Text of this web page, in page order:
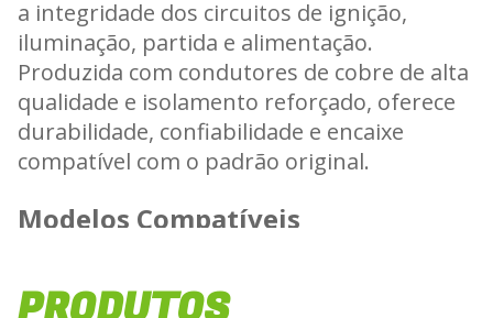
a integridade dos circuitos de ignição,
iluminação, partida e alimentação.
Produzida com condutores de cobre de alta
qualidade e isolamento reforçado, oferece
durabilidade, confiabilidade e encaixe
compatível com o padrão original.
Modelos Compatíveis
Fabricante